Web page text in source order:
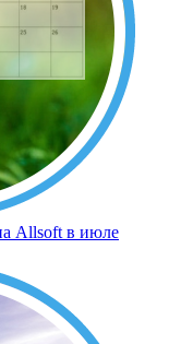
Allsoft в июле